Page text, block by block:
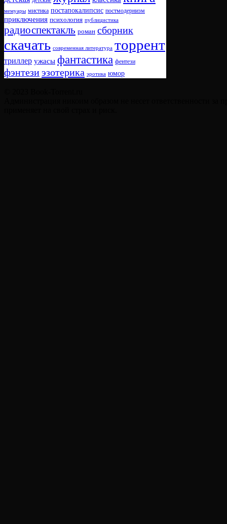
мемуары мистика постапокалипсис постмодернизм
приключения психология публицистика
радиоспектакль роман сборник
скачать современная литература торрент
триллер ужасы фантастика фентези
фэнтези эзотерика эротика юмор